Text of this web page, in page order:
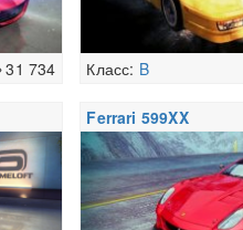
31 734 Класс: B
Ferrari 599XX